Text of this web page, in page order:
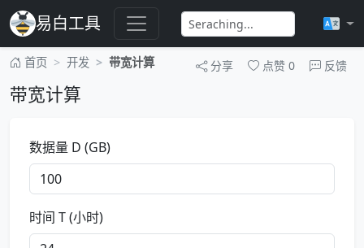
易白工具
首页 开发 带宽计算 分享 点赞 0 反馈
带宽计算
数据量 D (GB)
时间 T (小时)